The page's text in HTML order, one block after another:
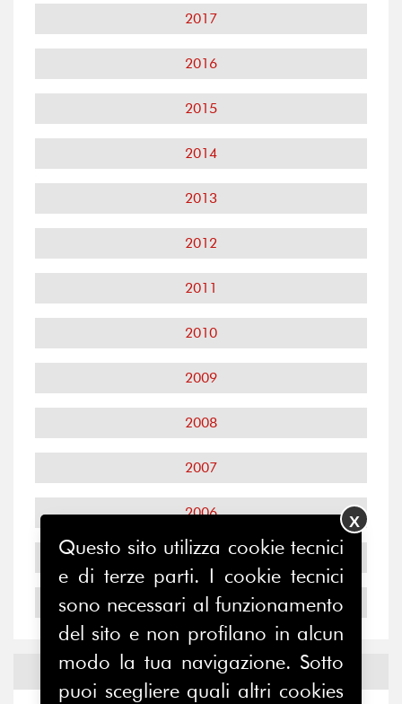
2017
2016
2015
2014
2013
2012
2011
2010
2009
2008
2007
2006
2005
2004
Notizie edEventi
Questo sito utilizza cookie tecnici
e di terze parti. I cookie tecnici
sono necessari al funzionamento
del sito e non profilano in alcun
modo la tua navigazione. Sotto
puoi scegliere quali altri cookies
X